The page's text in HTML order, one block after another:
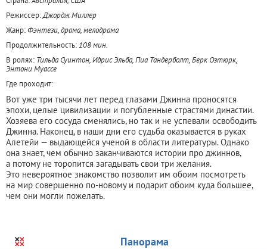
Режиссер:Джордж Миллер
Жанр:Фэнтези, драма, мелодрама
Продолжительность: 108 мин.
В ролях: Тильда Суинтон, Идрис Эльба, Пиа Тандерболт, Берк Озтюрк,
Энтони Муассе
Где проходит:
Вот уже три тысячи лет перед глазами Джинна проносятся
эпохи, целые цивилизации и погубленные страстями династии.
Хозяева его сосуда сменялись, но так и не успевали освободить
Джинна. Наконец, в наши дни его судьба оказывается в руках
Алетейи — выдающейся ученой в области литературы. Однако
она знает, чем обычно заканчиваются истории про джиннов,
а потому не торопится загадывать свои три желания.
Это невероятное знакомство позволит им обоим посмотреть
на мир совершенно по-новому и подарит обоим куда большее,
чем они могли пожелать.
Панорама